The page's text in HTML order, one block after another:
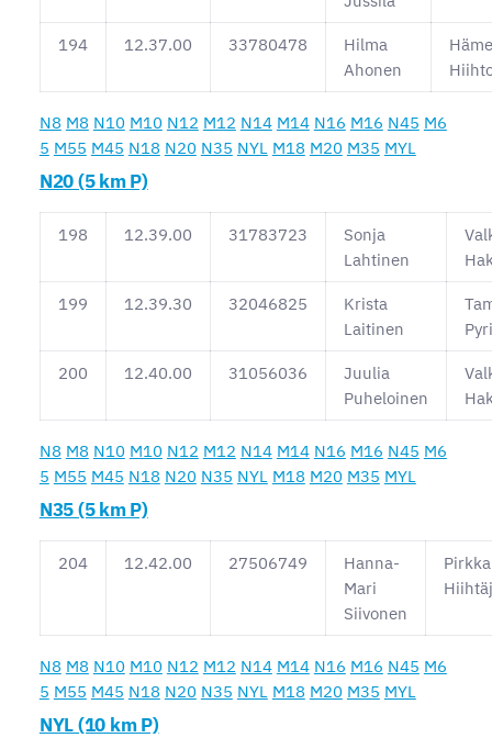
194 12.37.00 33780478
Hilma
Ahonen
N8 M8 N10 M10 N12 M12 N14 M14 N16 M16 N45 M6
5 M55 M45 N18 N20 N35 NYL M18 M20 M35 MYL
N20 (5 km P)
198 12.39.00 31783723
Sonja
Lahtinen
199 12.39.30 32046825
Krista
Laitinen
200 12.40.00 31056036
Juulia
Puheloinen
N8 M8 N10 M10 N12 M12 N14 M14 N16 M16 N45 M6
5 M55 M45 N18 N20 N35 NYL M18 M20 M35 MYL
N35 (5 km P)
204 12.42.00 27506749
Hanna-
Mari
Siivonen
N8 M8 N10 M10 N12 M12 N14 M14 N16 M16 N45 M6
5 M55 M45 N18 N20 N35 NYL M18 M20 M35 MYL
NYL (10 km P)